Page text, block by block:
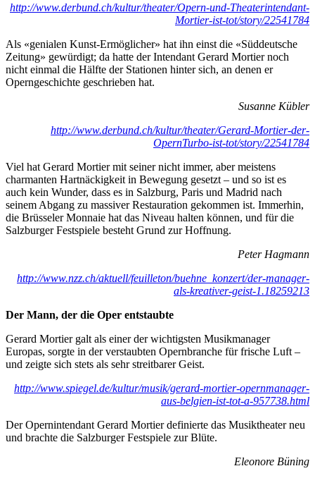
http://www.derbund.ch/kultur/theater/Opern-und-Theaterintendant-
Mortier-ist-tot/story/22541784
Als «genialen Kunst-Ermöglicher» hat ihn einst die «Süddeutsche
Zeitung» gewürdigt; da hatte der Intendant Gerard Mortier noch
nicht einmal die Hälfte der Stationen hinter sich, an denen er
Operngeschichte geschrieben hat.
Susanne Kübler
http://www.derbund.ch/kultur/theater/Gerard-Mortier-der-
OpernTurbo-ist-tot/story/22541784
Viel hat Gerard Mortier mit seiner nicht immer, aber meistens
charmanten Hartnäckigkeit in Bewegung gesetzt – und so ist es
auch kein Wunder, dass es in Salzburg, Paris und Madrid nach
seinem Abgang zu massiver Restauration gekommen ist. Immerhin,
die Brüsseler Monnaie hat das Niveau halten können, und für die
Salzburger Festspiele besteht Grund zur Hoffnung.
Peter Hagmann
http://www.nzz.ch/aktuell/feuilleton/buehne_konzert/der-manager-
als-kreativer-geist-1.18259213
Der Mann, der die Oper entstaubte
Gerard Mortier galt als einer der wichtigsten Musikmanager
Europas, sorgte in der verstaubten Opernbranche für frische Luft –
und zeigte sich stets als sehr streitbarer Geist.
http://www.spiegel.de/kultur/musik/gerard-mortier-opernmanager-
aus-belgien-ist-tot-a-957738.html
Der Opernintendant Gerard Mortier definierte das Musiktheater neu
und brachte die Salzburger Festspiele zur Blüte.
Eleonore Büning